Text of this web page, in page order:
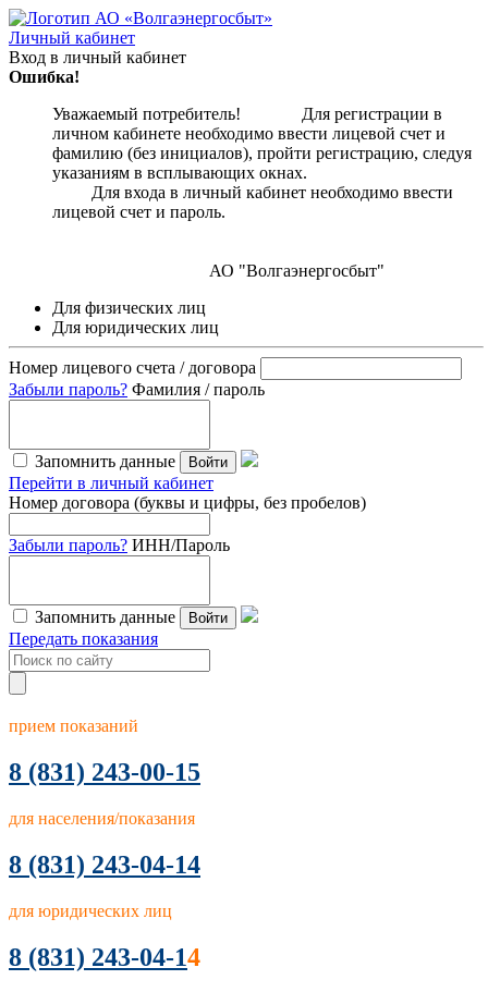
Личный кабинет
Вход в личный кабинет
Ошибка!
Уважаемый потребитель! Для регистрации в
личном кабинете необходимо ввести лицевой счет и
фамилию (без инициалов), пройти регистрацию, следуя
указаниям в всплывающих окнах.
Для входа в личный кабинет необходимо ввести
лицевой счет и пароль.
АО "Волгаэнергосбыт"
Для физических лиц
Для юридических лиц
Номер лицевого счета / договора
Забыли пароль? Фамилия / пароль
Запомнить данные Войти
Перейти в личный кабинет
Номер договора (буквы и цифры, без пробелов)
Забыли пароль? ИНН/Пароль
Запомнить данные Войти
Передать показания
прием показаний
8 (831) 243-00-15
для населения/показания
8 (831) 243-04-14
для юридических лиц
8 (831) 243-04-14